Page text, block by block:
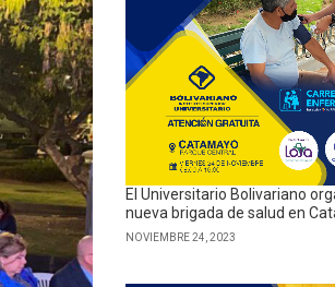
El Universitario Bolivariano
nueva brigada de salud en
NOVIEMBRE 24, 2023